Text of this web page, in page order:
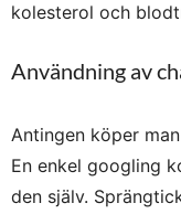
kolesterol och
Användning av
Antingen köper
En enkel googling
den själv.